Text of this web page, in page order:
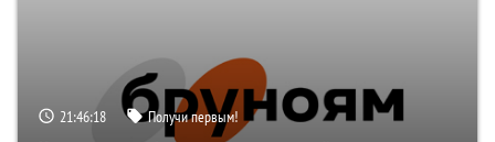
21:46:17 Получи первым!